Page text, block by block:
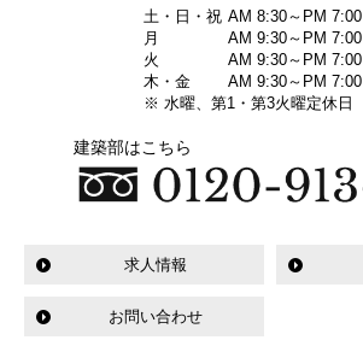
土・日・祝 AM 8:30～PM 7:00
月
AM 9:30～PM 7:00
火
AM 9:30～PM 7:00
木・金
AM 9:30～PM 7:00
※ 水曜、第1・第3火曜定休日
建築部はこちら
求人情報
お問い合わせ